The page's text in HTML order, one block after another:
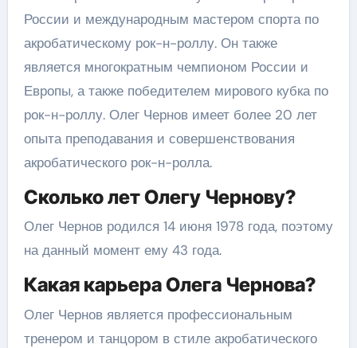
России и международным мастером спорта по
акробатическому рок-н-роллу. Он также
является многократным чемпионом России и
Европы, а также победителем мирового кубка по
рок-н-роллу. Олег Чернов имеет более 20 лет
опыта преподавания и совершенствования
акробатического рок-н-ролла.
Сколько лет Олегу Чернову?
Олег Чернов родился 14 июня 1978 года, поэтому
на данный момент ему 43 года.
Какая карьера Олега Чернова?
Олег Чернов является профессиональным
тренером и танцором в стиле акробатического